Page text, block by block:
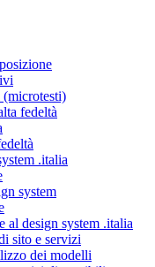
(microtesti)
fedeltà
.italia
system
al design system .italia
sito e servizi
dei modelli